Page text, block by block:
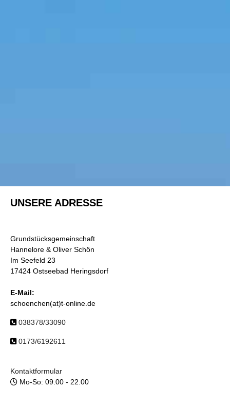
UNSERE ADRESSE
Grundstücksgemeinschaft
Hannelore & Oliver Schön
Im Seefeld 23
17424 Ostseebad Heringsdorf
E-Mail:
schoenchen(at)t-online.de
038378/33090
0173/6192611
Kontaktformular
Mo-So: 09.00 - 22.00